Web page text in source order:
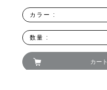
カラー :
数量 :
カー